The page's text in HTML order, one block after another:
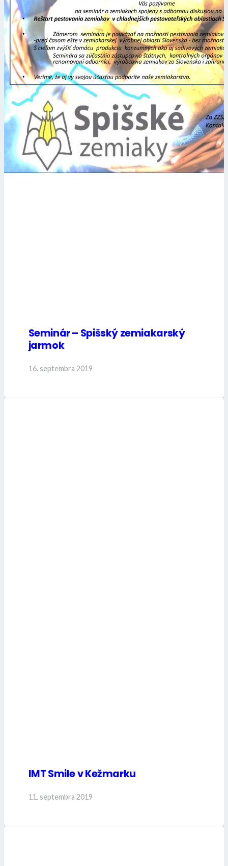
Seminár – Spišský zemiakarský
jarmok
16. septembra 2019
IMT Smile v Kežmarku
11. septembra 2019